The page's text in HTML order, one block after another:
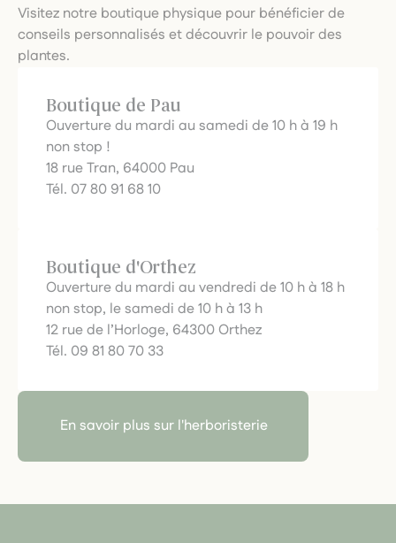
Visitez notre boutique physique pour bénéficier de
conseils personnalisés et découvrir le pouvoir des
plantes.
Boutique de Pau
Ouverture du mardi au samedi de 10 h à 19 h
non stop !
18 rue Tran, 64000 Pau
Tél. 07 80 91 68 10
Boutique d'Orthez
Ouverture du mardi au vendredi de 10 h à 18 h
non stop, le samedi de 10 h à 13 h
12 rue de l’Horloge, 64300 Orthez
Tél. 09 81 80 70 33
En savoir plus sur l'herboristerie